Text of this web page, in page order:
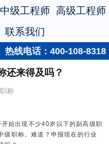
中级工程师 高级工程师
联系我们
热线电话：400-108-8318
还来得及吗？
称
始出现不少40岁以下的副高级职
级职称。难道？申报现在的行业